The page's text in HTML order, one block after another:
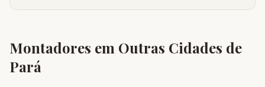
Montadores em Outras Cidades de
Pará